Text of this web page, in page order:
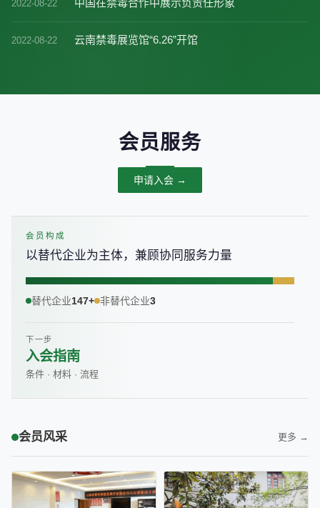
2022-08-22 中国在禁毒合作中展示负责任形象
2022-08-22 云南禁毒展览馆“6.26”开馆
会员服务
申请入会 →
会员构成
以替代企业为主体，兼顾协同服务力量
替代企业147+ 非替代企业3
下一步
入会指南
条件 · 材料 · 流程
会员风采 更多 →